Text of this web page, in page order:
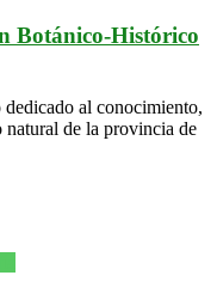
Botánico-Histórico
al conocimiento,
de la provincia de